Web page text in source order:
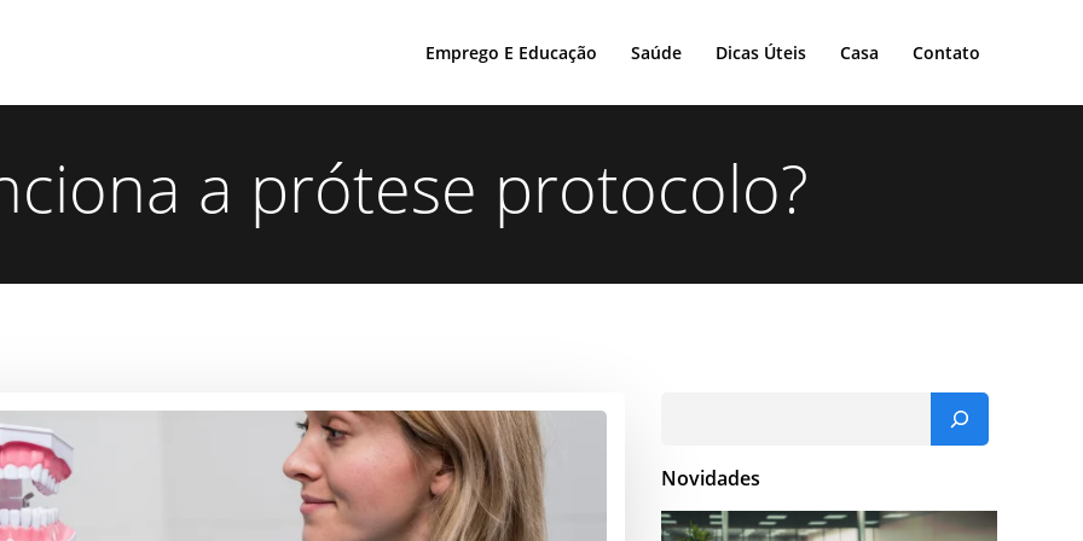
Emprego E Educação Saúde Dicas Úteis Casa Contato
a prótese protocolo?
Novidades